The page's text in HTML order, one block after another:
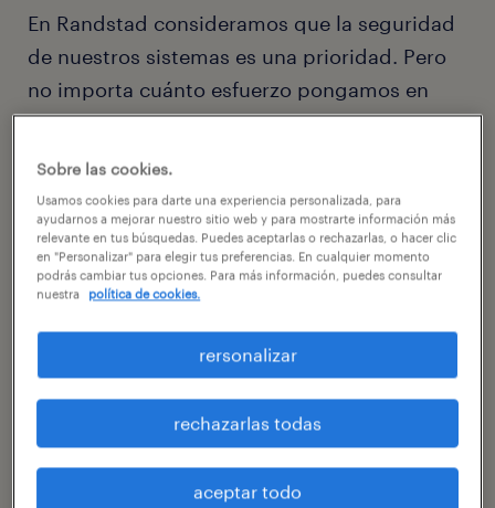
En Randstad consideramos que la seguridad
de nuestros sistemas es una prioridad. Pero
no importa cuánto esfuerzo pongamos en
ello, todavía puede haber vulnerabilidades
presentes.
Si descubres alguna vulnerabilidad, nos
gustaría saberlo para que podamos tomar las
medidas para abordarla lo más rápido
posible. Por eso, queremos pedirte que nos
ayudes a proteger de una mejor forma a
nuestros clientes y nuestros sistemas.
Para esto, te pedimos que:
Informes aquí tus hallazgos.
Sobre las cookies.
Usamos cookies para darte una experiencia personalizada, para
ayudarnos a mejorar nuestro sitio web y para mostrarte información más
relevante en tus búsquedas. Puedes aceptarlas o rechazarlas, o hacer clic
en "Personalizar" para elegir tus preferencias. En cualquier momento
podrás cambiar tus opciones. Para más información, puedes consultar
nuestra
política de cookies.
rersonalizar
rechazarlas todas
aceptar todo